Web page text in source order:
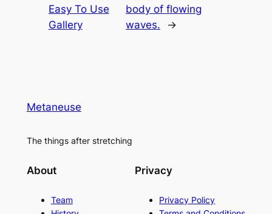
Easy To Use
Gallery
body of flowing
waves.
→
Metaneuse
The things after stretching
About
Team
Privacy
Privacy Policy